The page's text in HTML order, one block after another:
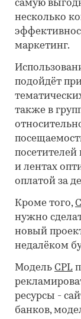
самую
несколько
маркетинг.
подойдёт
также в
посетителей
и лентах
оплатой за
Кроме того,
нужно
новый
недалёком
Модель CPL
ресурсы -
банков,